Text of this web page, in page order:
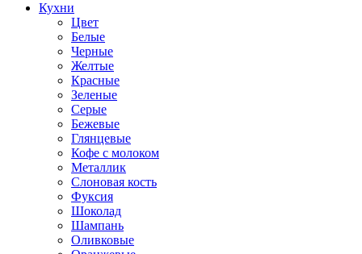
Кухни
Цвет
Белые
Черные
Желтые
Красные
Зеленые
Серые
Бежевые
Глянцевые
Кофе с молоком
Металлик
Слоновая кость
Фуксия
Шоколад
Шампань
Оливковые